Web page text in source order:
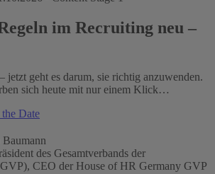
im Recruiting neu –
jetzt geht es darum, sie richtig anzuwenden.
sich heute mit nur einem Klick…
the Date
des Gesamtverbands der
CEO der House of HR Germany GVP